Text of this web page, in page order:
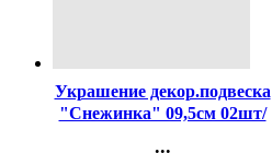
Украшение декор.подвеска
"Снежинка" 09,5см 02шт/
...